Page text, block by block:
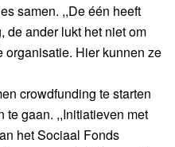
samen. ,,De één heeft
de ander lukt het niet om
organisatie. Hier kunnen ze
crowdfunding te starten
te gaan. ,,Initiatieven met
het Sociaal Fonds